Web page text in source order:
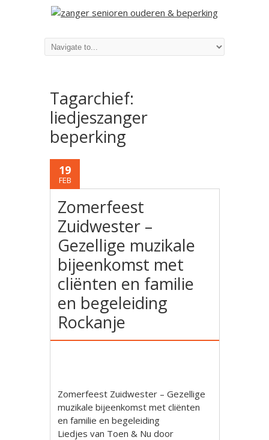
Tagarchief:
liedjeszanger
beperking
19
FEB
Zomerfeest
Zuidwester –
Gezellige muzikale
bijeenkomst met
cliënten en familie
en begeleiding
Rockanje
Zomerfeest Zuidwester – Gezellige
muzikale bijeenkomst met cliënten
en familie en begeleiding
Liedjes van Toen & Nu door